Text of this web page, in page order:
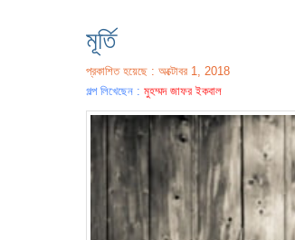
মূর্তি
প্রকাশিত হয়েছে : অক্টোবর 1, 2018
গল্প লিখেছেন : মুহম্মদ জাফর ইকবাল